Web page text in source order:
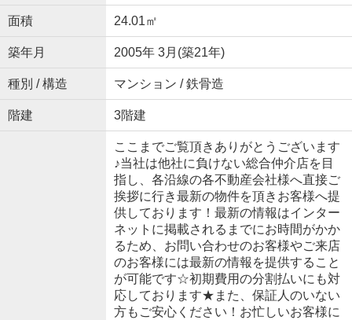
面積 24.01㎡
築年月 2005年 3月(築21年)
種別 / 構造 マンション / 鉄骨造
階建 3階建
ここまでご覧頂きありがとうございます
♪当社は他社に負けない総合仲介店を目
指し、各沿線の各不動産会社様へ直接ご
挨拶に行き最新の物件を頂きお客様へ提
供しております！最新の情報はインター
ネットに掲載されるまでにお時間がかか
るため、お問い合わせのお客様やご来店
のお客様には最新の情報を提供すること
が可能です☆初期費用の分割払いにも対
応しております★また、保証人のいない
方もご安心ください！お忙しいお客様に